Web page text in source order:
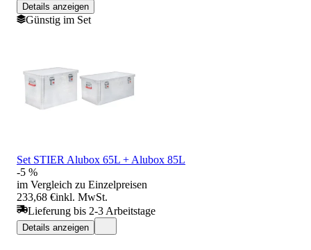
Details anzeigen
Günstig im Set
Set STIER Alubox 65L + Alubox 85L
-5 %
im Vergleich zu Einzelpreisen
233,68 €inkl. MwSt.
Lieferung bis 2-3 Arbeitstage
Details anzeigen